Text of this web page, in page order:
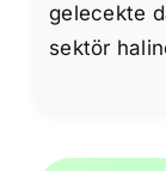
gelecekte
sektör